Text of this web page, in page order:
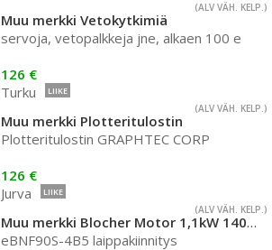
(ALV VÄH. KELP.)
Muu merkki Vetokytkimiä
servoja, vetopalkkeja jne, alkaen 100 e
126 €
Turku
LIIKE
(ALV VÄH. KELP.)
Muu merkki Plotteritulostin
Plotteritulostin GRAPHTEC CORP
126 €
Jurva
LIIKE
(ALV VÄH. KELP.)
Muu merkki Blocher Motor 1,1kW 1405rpm
eBNF90S-4B5 laippakiinnitys